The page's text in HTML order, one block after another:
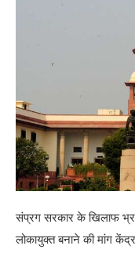
संप्रग सरकार के खिलाफ
लोकायुक्त बनाने की मांग